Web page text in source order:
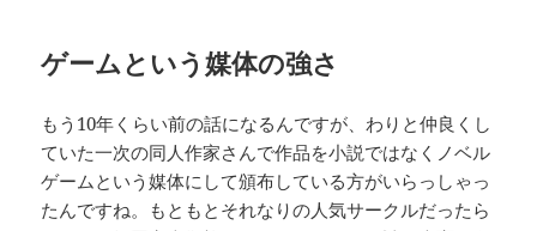
ゲームという媒体の強さ
もう10年くらい前の話になるんですが、わりと仲良くし
ていた一次の同人作家さんで作品を小説ではなくノベル
ゲームという媒体にして頒布している方がいらっしゃっ
たんですね。もともとそれなりの人気サークルだったら